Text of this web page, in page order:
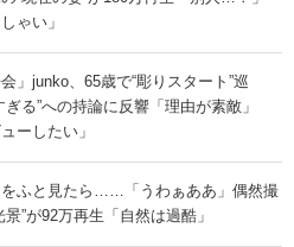
ゃい」
」junko、65歳で“彫りスタート”巡
”への持論に反響「理由が素敵」
ーしたい」
をふと見たら……「うわぁああ」偶然撮
”が92万再生「自然は過酷」